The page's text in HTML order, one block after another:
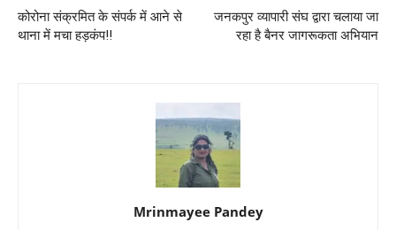
कोरोना संक्रमित के संपर्क में आने से
थाना में मचा हड़कंप!!
जनकपुर व्यापारी संघ द्वारा चलाया जा
रहा है बैनर जागरूकता अभियान
Mrinmayee Pandey